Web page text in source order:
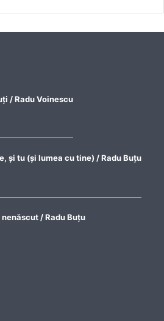
/ Radu Voinescu
și tu (și lumea cu tine) / Radu Buțu
/ Radu Buțu